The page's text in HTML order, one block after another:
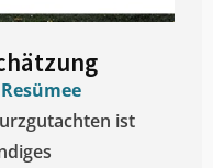
ist